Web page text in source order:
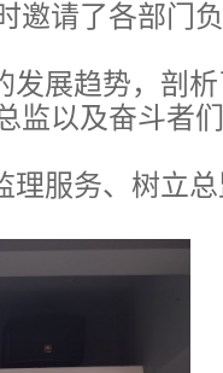
邀请了各部门
发展趋势，剖析
监以及奋斗者
理服务、树立总